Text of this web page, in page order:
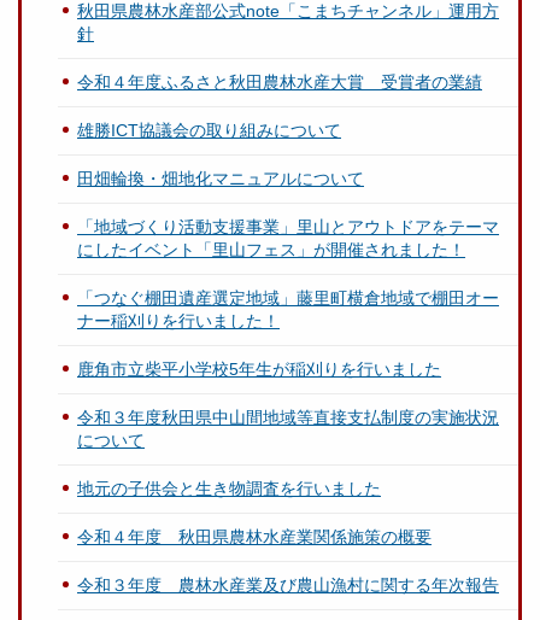
秋田県農林水産部公式note「こまちチャンネル」運用方
針
令和４年度ふるさと秋田農林水産大賞 受賞者の業績
雄勝ICT協議会の取り組みについて
田畑輪換・畑地化マニュアルについて
「地域づくり活動支援事業」里山とアウトドアをテーマ
にしたイベント「里山フェス」が開催されました！
「つなぐ棚田遺産選定地域」藤里町横倉地域で棚田オー
ナー稲刈りを行いました！
鹿角市立柴平小学校5年生が稲刈りを行いました
令和３年度秋田県中山間地域等直接支払制度の実施状況
について
地元の子供会と生き物調査を行いました
令和４年度 秋田県農林水産業関係施策の概要
令和３年度 農林水産業及び農山漁村に関する年次報告